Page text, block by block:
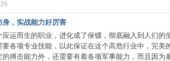
，实战能力好厉害
运而生的职业，进化成了保镖，彻底融入到人们
各项专业技能，以此保证在这个高危行业中，完
搏击能力外，还需要有着各项军事能力，而且因为